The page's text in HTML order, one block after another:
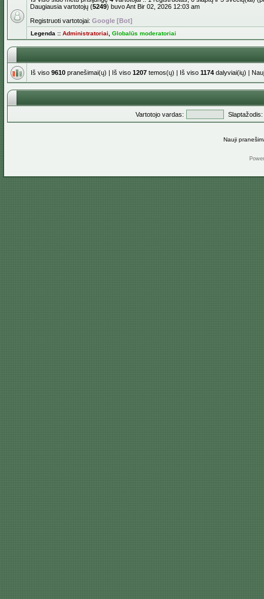
Daugiausia vartotojų (5249) buvo Ant Bir 02, 2026 12:03 am
Registruoti vartotojai: Google [Bot]
Legenda :: Administratoriai Globalūs moderatoriai
Iš viso 9610 pranešimai(ų) | Iš viso 1207 temos(ų) | Iš viso 1174 dalyviai(ių) |
Vartotojo vardas: Slaptažodis:
Nauji